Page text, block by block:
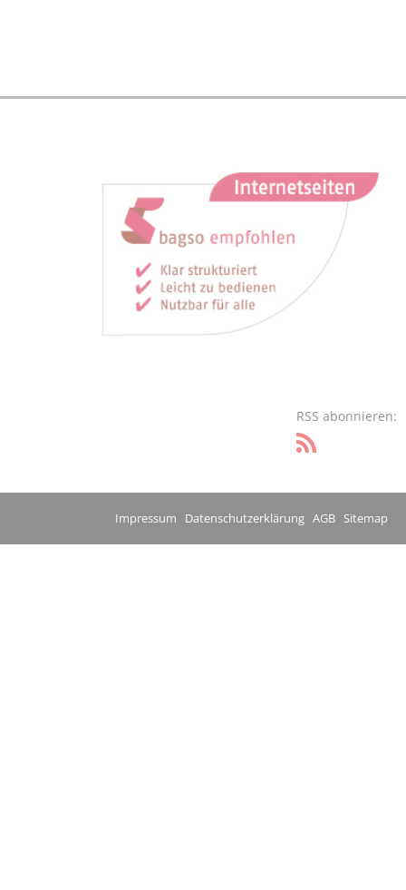
RSS abonnieren:
Impressum Datenschutzerklärung AGB Sitemap